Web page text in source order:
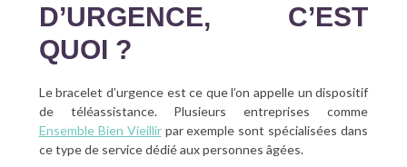
D’URGENCE, C’EST
QUOI ?
Le bracelet d’urgence est ce que l’on appelle un dispositif
de téléassistance. Plusieurs entreprises comme
Ensemble Bien Vieillirpar exemple sont spécialisées dans
ce type de service dédié aux personnes âgées.